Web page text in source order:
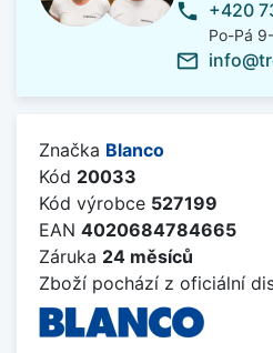
phone +420
Po-Pá
mail_outline
Značka Blanco
Kód 20033
Kód výrobce 527199
EAN 4020684784665
Záruka 24 měsíců
Zboží pochází z oficiální